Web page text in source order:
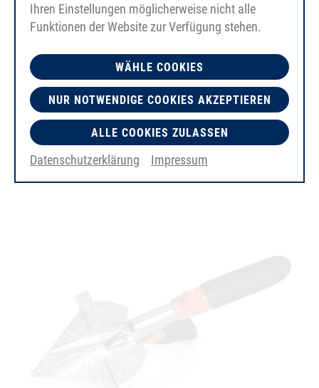
AS03 가위
Ihren Einstellungen möglicherweise nicht alle
Funktionen der Website zur Verfügung stehen.
WÄHLE COOKIES
NUR NOTWENDIGE COOKIES AKZEPTIEREN
ALLE COOKIES ZULASSEN
Datenschutzerklärung Impressum